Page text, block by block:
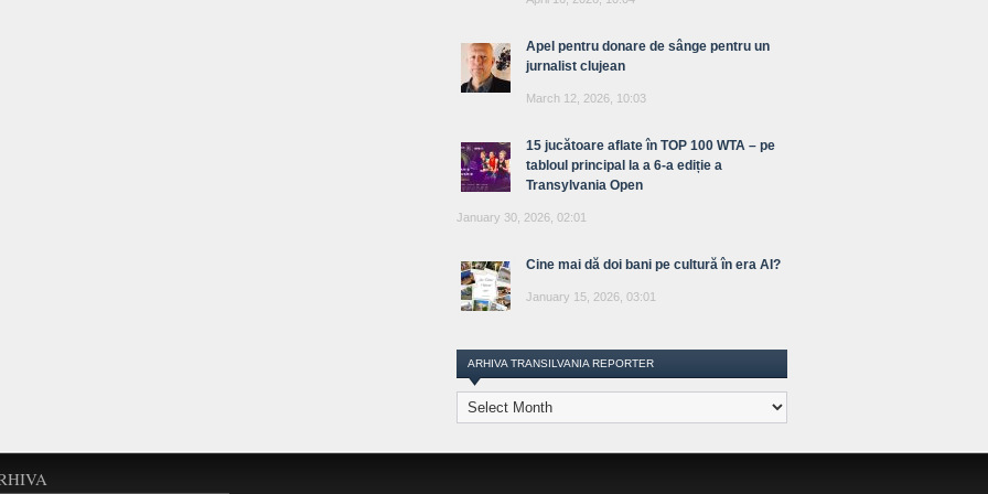
Apel pentru donare de sânge pentru un
jurnalist clujean
March 12, 2026, 10:03
15 jucătoare aflate în TOP 100 WTA – pe
tabloul principal la a 6-a ediție a
Transylvania Open
January 30, 2026, 02:01
Cine mai dă doi bani pe cultură în era AI?
January 15, 2026, 03:01
ARHIVA TRANSILVANIA REPORTER
Arhiva
Transilvania